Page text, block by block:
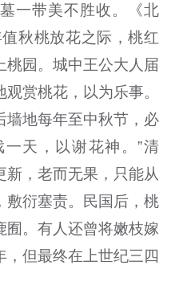
一带美不胜收。《北
秋桃放花之际，桃红
桃园。城中王公大人届
赏桃花，以为乐事。
墙地每年至中秋节，必
天，以谢花神。”清
新，老而无果，只能从
敷衍塞责。民国后，桃
囿。有人还曾将嫩枝嫁
但最终在上世纪三四